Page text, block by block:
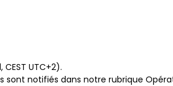
UTC+2).
notifiés dans notre rubrique